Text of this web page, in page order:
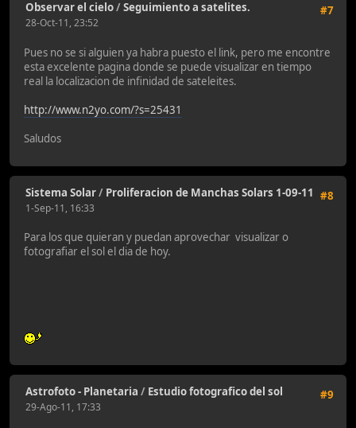
#7
Observar el cielo/Seguimiento a satelites.
28-Oct-11, 23:52
Pues no se si alguien ya habra puesto el link, pero me encontre
esta excelente pagina donde se puede visualizar en tiempo
real la localizacion de infinidad de sateleites.
http://www.n2yo.com/?s=25431
Saludos
#8
Sistema Solar/ Proliferacion de Manchas Solars 1-09-11
1-Sep-11, 16:33
Para los que quieran y puedan aprovechar visualizar o
fotografiar el sol el dia de hoy.
#9
Astrofoto - Planetaria / Estudio fotografico del sol
29-Ago-11, 17:33